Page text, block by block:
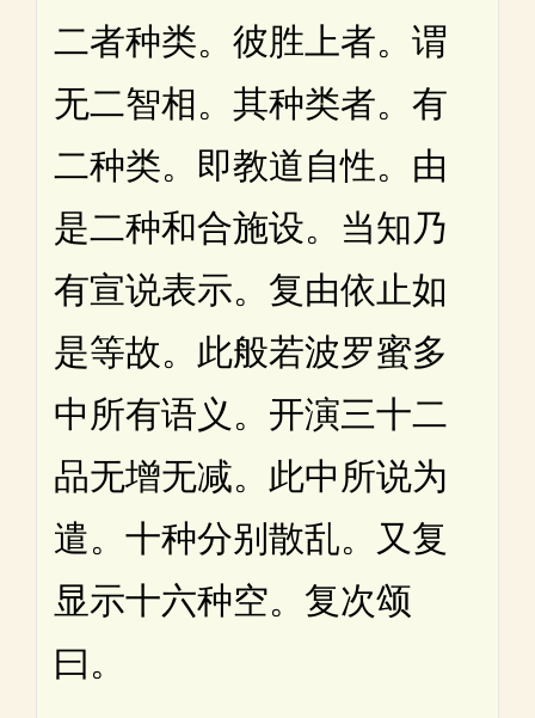
二者种类。彼胜上者。谓
无二智相。其种类者。有
二种类。即教道自性。由
是二种和合施设。当知乃
有宣说表示。复由依止如
是等故。此般若波罗蜜多
中所有语义。开演三十二
品无增无减。此中所说为
遣。十种分别散乱。又复
显示十六种空。复次颂
曰。